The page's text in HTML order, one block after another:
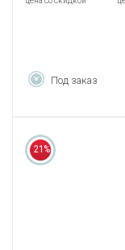
Под заказ
21%